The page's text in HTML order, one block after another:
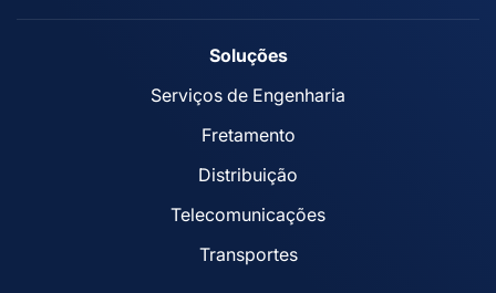
Soluções
Serviços de Engenharia
Fretamento
Distribuição
Telecomunicações
Transportes